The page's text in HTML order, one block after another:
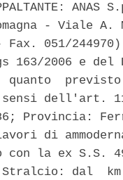
ANAS
- Viale
Fax. 051/244970)
163/2006 e del
previsto
dell'art. 11
Provincia:
lavori di
la ex S.S.
Stralcio: dal